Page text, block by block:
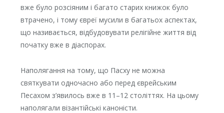
вже було розсіяним і багато старих книжок було
втрачено, і тому євреї мусили в багатьох аспектах,
що називається, відбудовувати релігійне життя від
початку вже в діаспорах.
Наполягання на тому, що Пасху не можна
святкувати одночасно або перед єврейським
Песахом з’явилось вже в 11–12 століттях. На цьому
наполягали візантійські каноністи.